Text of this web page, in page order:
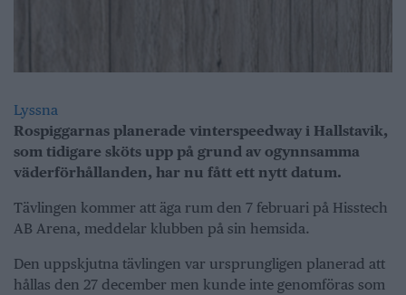
Lyssna
Rospiggarnas planerade vinterspeedway i Hallstavik,
som tidigare sköts upp på grund av ogynnsamma
väderförhållanden, har nu fått ett nytt datum.
Tävlingen kommer att äga rum den 7 februari på Hisstech
AB Arena, meddelar klubben på sin hemsida.
Den uppskjutna tävlingen var ursprungligen planerad att
hållas den 27 december men kunde inte genomföras som